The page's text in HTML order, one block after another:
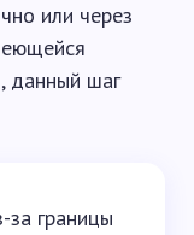
или через
данный шаг
за границы